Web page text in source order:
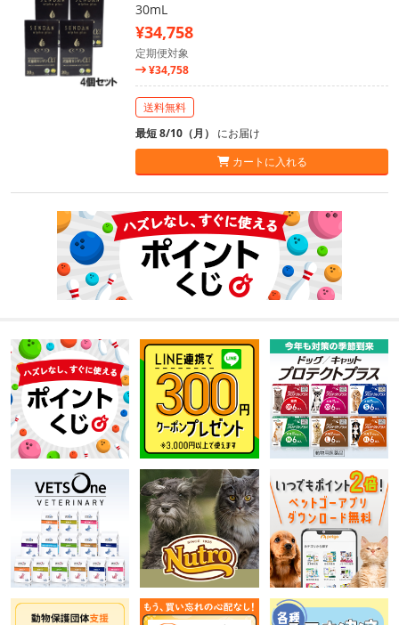
30mL
¥34,758
定期便対象
¥34,758
送料無料
最短 8/10（月） にお届け
カートに入れる